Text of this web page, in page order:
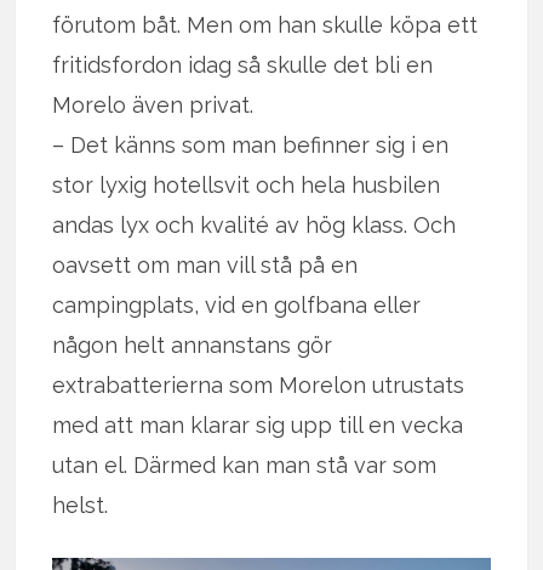
förutom båt. Men om han skulle köpa ett
fritidsfordon idag så skulle det bli en
Morelo även privat.
– Det känns som man befinner sig i en
stor lyxig hotellsvit och hela husbilen
andas lyx och kvalité av hög klass. Och
oavsett om man vill stå på en
campingplats, vid en golfbana eller
någon helt annanstans gör
extrabatterierna som Morelon utrustats
med att man klarar sig upp till en vecka
utan el. Därmed kan man stå var som
helst.